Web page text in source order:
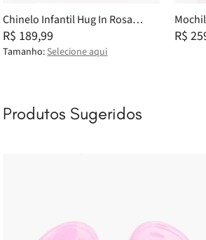
Chinelo Infantil Hug In Rosa
Claro New PJ7825IN 33-4
R$ 189,99
Tamanho: Selecione aqui
Claro
R$
Produtos Sugeridos